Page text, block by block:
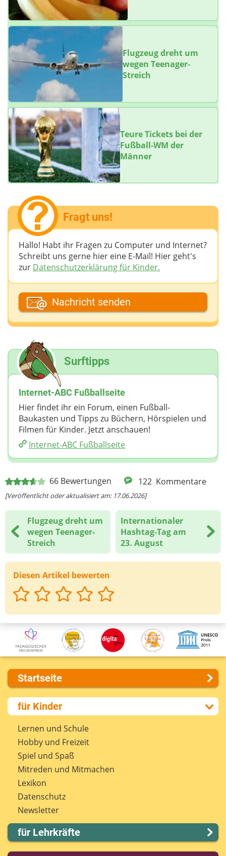
66 Bewertungen 122 Kommentare
[Veröffentlicht oder aktualisiert am: 17.06.2026]
Flugzeug dreht um
wegen Teenager-
Streich
Internationaler
Hashtag-Tag am
23. August
Diesen Artikel bewerten
Flugzeug dreht um
wegen Teenager-
Streich
Teure Tickets bei der
Fußball-WM der
Männer
Fragt uns!
Hallo! Habt ihr Fragen zu Computer und Internet?
Schreibt uns gerne hier eine E-Mail! Hier geht's
zur Datenschutzerklärung für Kinder.
Dein Fantasiename
Deine E-Mail-Adresse (wenn du eine Antwort
möchtest)
Deine Nachricht
Nachricht senden
Surftipps
Internet-ABC Fußballseite
Hier findet ihr ein Forum, einen Fußball-
Baukasten und Tipps zu Büchern, Hörspielen und
Filmen für Kinder. Jetzt anschauen!
Internet-ABC Fußballseite
Startseite
Über uns
Presse
Kontakt
Impressum
Internet-ABC Sitemap
Barrierefreiheit
Länderprojekte
für Kinder
Lernen und Schule
Hobby und Freizeit
Spiel und Spaß
Mitreden und Mitmachen
Lexikon
Datenschutz
Newsletter
für Lehrkräfte